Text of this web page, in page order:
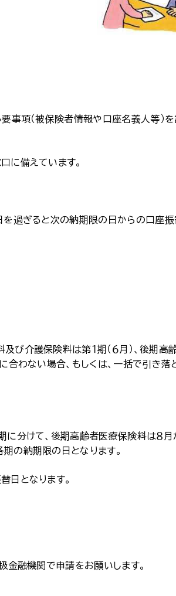
事項（被保険者情報や口座名義人等）を
に備えています。
を過ぎると次の納期限の日からの口座
び介護保険料は第１期（６月）、後期高
合わない場合、もしくは、一括で引き落
に分けて、後期高齢者医療保険料は８
の納期限の日となります。
日となります。
金融機関で申請をお願いします。